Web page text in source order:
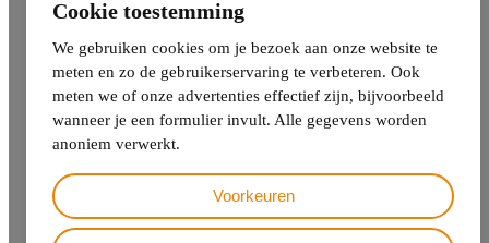
Reageer direct
Ben je enthousiast en zie je het als een uitdaging om ons jonge
en dynamische team te komen versterken?
komwerkenbij@call-4us.nl
Voor meer informatie, stel je vraag aan Marleen Grijn via026-
Cookie toestemming
We gebruiken cookies om je bezoek aan onze website te
meten en zo de gebruikerservaring te verbeteren. Ook
meten we of onze advertenties effectief zijn, bijvoorbeeld
wanneer je een formulier invult. Alle gegevens worden
anoniem verwerkt.
Voorkeuren